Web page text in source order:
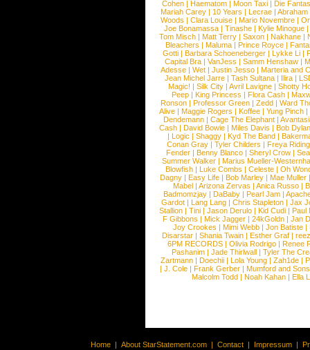
Cohen |Haematom |Moon Taxi |Die
Mariah Carey | 10 Years | Lecrae | Abraham
Woods |Clara Louise |Mario Novembre |
Joe Bonamassa | Tinashe | Kylie Minogue |
Tom Misch |Matt Terry |Saxon |Nakhane |
Bleachers | Maluma | Prince Royce |
Gotti |Barbara Schoeneberger |Lykke Li |
Capital Bra |VanJess |Samm Henshaw |
Adesse |Wet |Justin Jesso |Marteria and
Jean Michel Jarre |Tash Sultana | Ilira |
Magic! | Silk City | Avril Lavigne | Shotty
Peep |King Princess |Flora Cash |
Ronson |Professor Green |Zedd |Ward
Alive |Maggie Rogers |Koffee |Yung Pinch |
Dendemann |Cage The Elephant |
Cash | David Bowie | Miles Davis | Bob Dylan
|Logic |Shaggy |Kyd The Band |
Conan Gray |Tyler Childers |Freya
Fender |Benny Blanco |Sheryl Crow |
Summer Walker |Marius Mueller-
Blowfish | Luke Combs | Celeste | Oh
Dagny |Easy Life |Bob Marley |Mae Muller
Mabel |Arizona Zervas |Anica Russo |
Badmomzjay |DaBaby |Pearl Jam |
Gardot | Lang Lang | Chris Stapleton | Jax
Stallion |Tini |Jason Derulo |Kid Cudi |Paul
F Gibbons | Mick Jagger | 24kGoldn | Jan
Joy Crookes | Mimi Webb | Jon Batiste |
Disarstar | Shania Twain | Esther Graf |
6PM RECORDS | Olivia Rodrigo | Renee
Pashanim |Jade Thirlwall |Tyler The
Zartmann | Doechii | Lola Young | Zah1de |
| J. Cole | Frank Gerber | Mumford and Sons
Malcolm Todd | Noah Kahan | Ella
Home | About StarStatement.com | Contact | Impressum |